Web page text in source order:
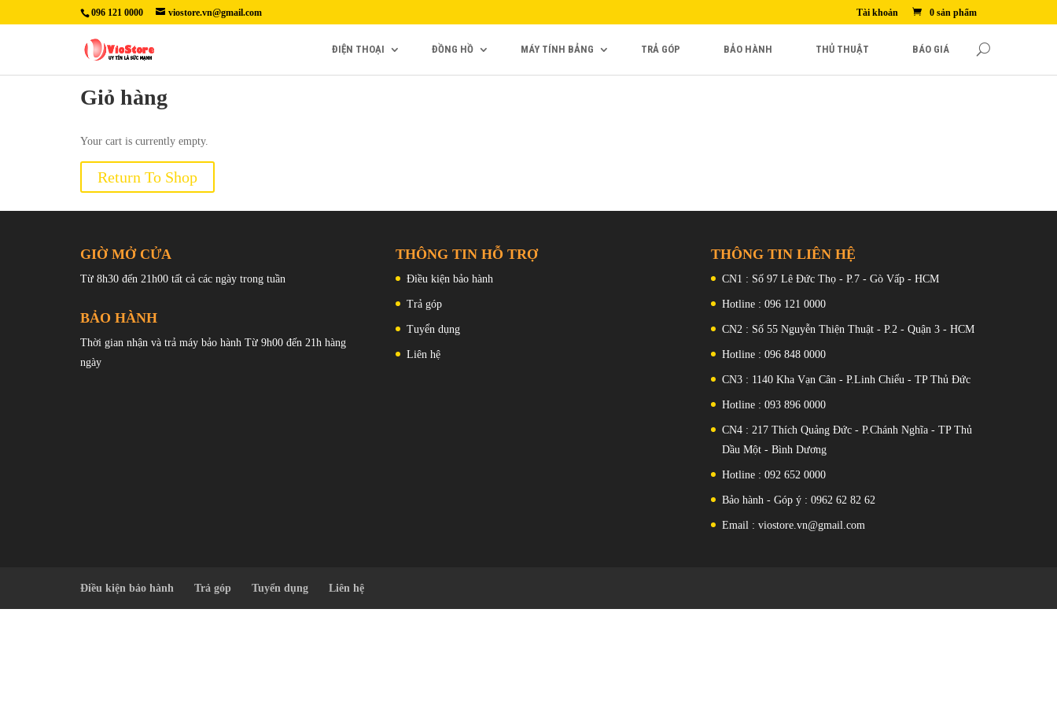
096 121 0000 viostore.vn@gmail.com Tài khoản 0 sản phẩm
ĐIỆN THOẠI ĐỒNG HỒ MÁY TÍNH BẢNG TRẢ GÓP BẢO HÀNH THỦ THUẬT BÁO GIÁ
Giỏ hàng
Your cart is currently empty.
Return To Shop
GIỜ MỞ CỬA
Từ 8h30 đến 21h00 tất cả các ngày trong tuần
BẢO HÀNH
Thời gian nhận và trả máy bảo hành Từ 9h00 đến 21h hàng
ngày
THÔNG TIN HỖ TRỢ
Điều kiện bảo hành
Trả góp
Tuyển dụng
Liên hệ
THÔNG TIN LIÊN HỆ
CN1 : Số 97 Lê Đức Thọ - P.7 - Gò Vấp - HCM
Hotline : 096 121 0000
CN2 : Số 55 Nguyễn Thiện Thuật - P.2 - Quận 3 - HCM
Hotline : 096 848 0000
CN3 : 1140 Kha Vạn Cân - P.Linh Chiểu - TP Thủ Đức
Hotline : 093 896 0000
CN4 : 217 Thích Quảng Đức - P.Chánh Nghĩa - TP Thủ
Dầu Một - Bình Dương
Hotline : 092 652 0000
Bảo hành - Góp ý : 0962 62 82 62
Email : viostore.vn@gmail.com
Điều kiện bảo hành Trả góp Tuyển dụng Liên hệ